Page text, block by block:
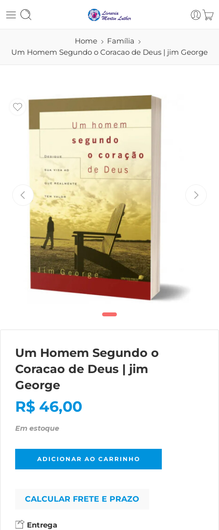
Home
Família
Um Homem Segundo o Coracao de Deus | jim George
Um Homem Segundo o
Coracao de Deus | jim
George
R$ 46,00
Em estoque
ADICIONAR AO CARRINHO
CALCULAR FRETE E PRAZO
Entrega